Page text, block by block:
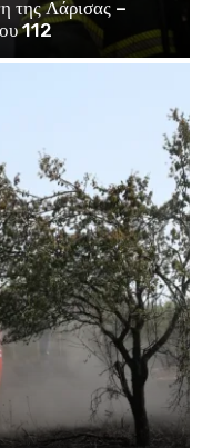
της Λάρισας –
112